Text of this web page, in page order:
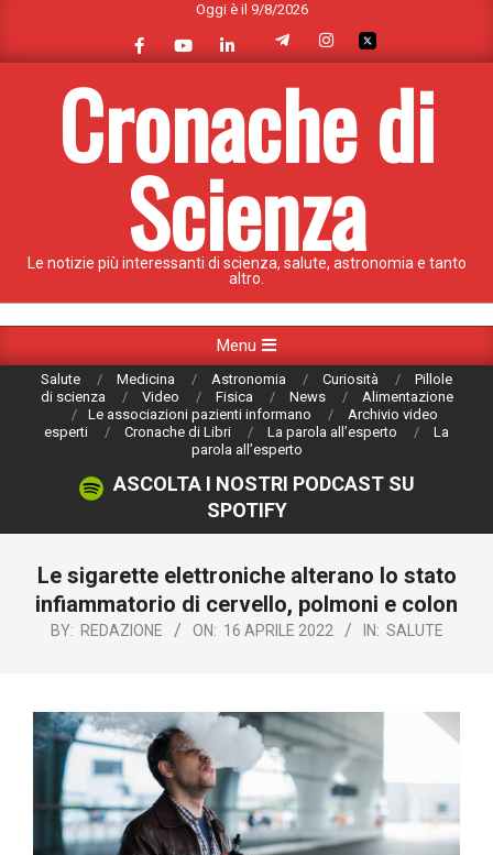
content
Oggi è il 9/8/2026
Cronache di
Scienza
Le notizie più interessanti di scienza, salute, astronomia e tanto
altro.
Navigation
Menu
Salute Medicina Astronomia Curiosità
Pillole
di scienza
Video Fisica News
Alimentazione
Le associazioni pazienti informano
Archivio video
esperti
Cronache di Libri La parola all’esperto
La
parola all’esperto
ASCOLTA I NOSTRI PODCAST SU
SPOTIFY
Le sigarette elettroniche alterano lo stato
infiammatorio di cervello, polmoni e colon‎
BY: REDAZIONE ON: 16 APRILE 2022 IN: SALUTE